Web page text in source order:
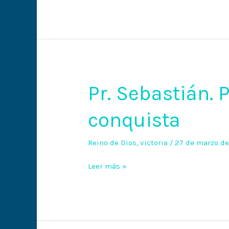
Pr. Sebastián.
conquista
Reino de Dios,victoria /27 de marzo
Pr.
Sebastián.
para
la
Leer más »